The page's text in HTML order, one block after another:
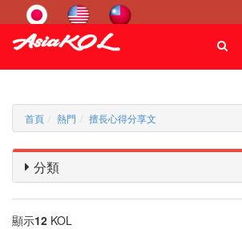
首頁 熱門 擅長心得分享文
分類
顯示12 KOL